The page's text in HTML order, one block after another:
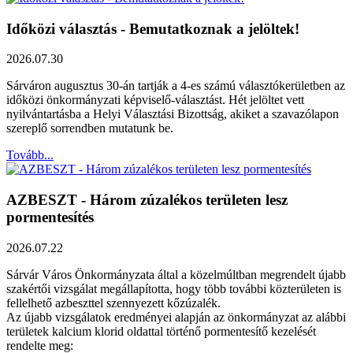
Időközi választás - Bemutatkoznak a jelöltek!
2026.07.30
Sárváron augusztus 30-án tartják a 4-es számú választókerületben az
időközi önkormányzati képviselő-választást. Hét jelöltet vett
nyilvántartásba a Helyi Választási Bizottság, akiket a szavazólapon
szereplő sorrendben mutatunk be.
Tovább...
AZBESZT - Három zúzalékos területen lesz
pormentesítés
2026.07.22
Sárvár Város Önkormányzata által a közelmúltban megrendelt újabb
szakértői vizsgálat megállapította, hogy több további közterületen is
fellelhető azbeszttel szennyezett kőzúzalék.
Az újabb vizsgálatok eredményei alapján az önkormányzat az alábbi
területek kalcium klorid oldattal történő pormentesítő kezelését
rendelte meg: